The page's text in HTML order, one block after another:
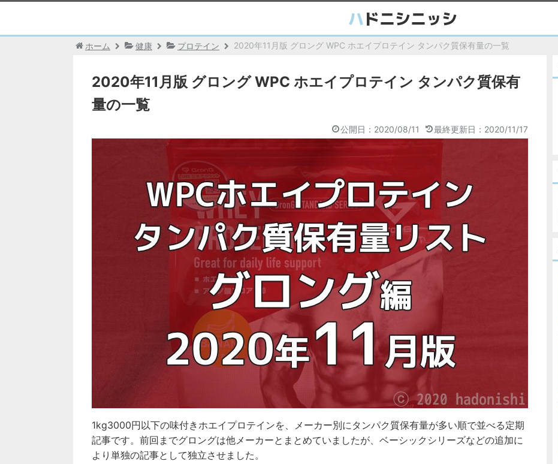
ホーム 健康 プロテイン 2020年11月版 グロング WPC ホエイプロテイン タンパク質保有量の一覧
2020年11月版 グロング WPC ホエイプロテイン タンパク質保有
量の一覧
公開日：2020/08/11 最終更新日：2020/11/17
1kg3000円以下の味付きホエイプロテインを、メーカー別にタンパク質保有量が多い順で並べる定期
記事です。前回までグロングは他メーカーとまとめていましたが、ベーシックシリーズなどの追加に
より単独の記事として独立させました。